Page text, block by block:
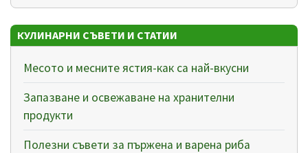
КУЛИНАРНИ СЪВЕТИ И СТАТИИ
Месото и месните ястия-как са най-вкусни
Запазване и освежаване на хранителни
продукти
Полезни съвети за пържена и варена риба